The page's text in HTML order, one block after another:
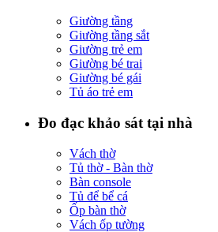
Giường tầng
Giường tầng sắt
Giường trẻ em
Giường bé trai
Giường bé gái
Tủ áo trẻ em
Đo đạc khảo sát tại nhà
Vách thờ
Tủ thờ - Bàn thờ
Bàn console
Tủ để bể cá
Ốp bàn thờ
Vách ốp tường